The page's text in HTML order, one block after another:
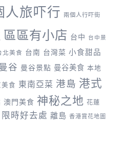
人旅吓行 兩個人行吓街
區區有小店 台中 台中景
北美食 台南 台灣菜 小食甜品
谷 曼谷景點 曼谷美食 本地
食 東南亞菜 港島 港式
澳門美食 神秘之地 花蓮
限時好去處 離島 香港賞花地圖